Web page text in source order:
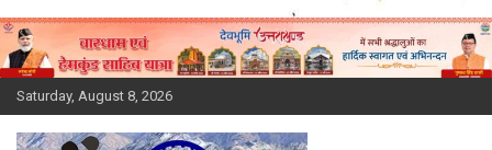
Skip
to
content
Saturday, August 8, 2026